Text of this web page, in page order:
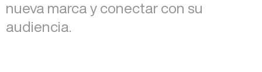
nueva marca y conectar con su
audiencia.